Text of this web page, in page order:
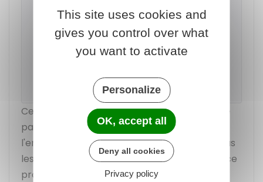
récépissé d'entrepreneur de spectacles)
Accéder au service en ligne
Ministère de la culture
Cependant, la déclarationpeut être refusée
par le préfet. C'est le cas, par exemple, si
l'entrepreneur de spectacles ne respecte pas
les conditions de compétence ou d'expérience
professionnelle.
This site uses cookies and
gives you control over what
you want to activate
Personalize
OK, accept all
Deny all cookies
Privacy policy